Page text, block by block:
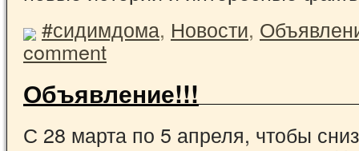
#сидимдома, Новости,
comment
Объявление!!!
С 28 марта по 5 апреля, чтобы